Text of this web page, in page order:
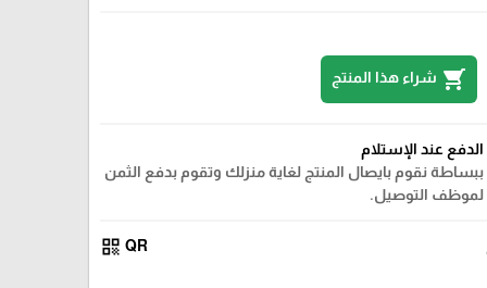
shopping_cart شراء هذا المنتج
الدفع عند الإستلام
ببساطة نقوم بايصال المنتج لغاية منزلك وتقوم بدفع الثمن
لموظف التوصيل.
QR
qr_code